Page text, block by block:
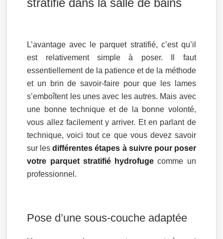
stratifié dans la salle de bains
L’avantage avec le parquet stratifié, c’est qu’il
est relativement simple à poser. Il faut
essentiellement de la patience et de la méthode
et un brin de savoir-faire pour que les lames
s’emboîtent les unes avec les autres. Mais avec
une bonne technique et de la bonne volonté,
vous allez facilement y arriver. Et en parlant de
technique, voici tout ce que vous devez savoir
sur lesdifférentes étapes à suivre pour poser
votre parquet stratifié hydrofuge comme un
professionnel.
Pose d’une sous-couche adaptée